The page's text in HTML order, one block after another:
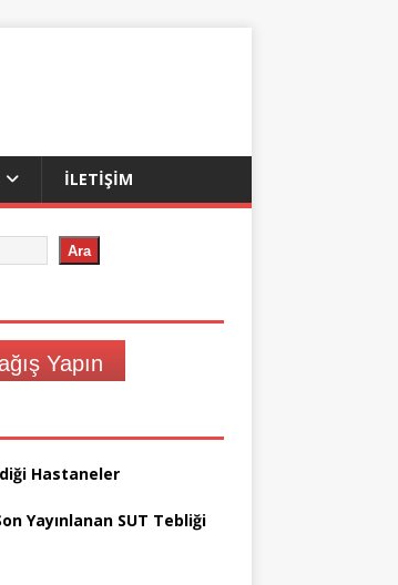
İLETIŞIM
Ara
Yapın
Hastaneler
Yayınlanan SUT Tebliği